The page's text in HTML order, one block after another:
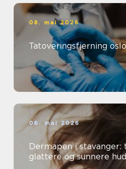
08. mai 2026
Tatoveringsfjerning oslo
06. mai 2026
Dermapen i
glattere og sunnere hud